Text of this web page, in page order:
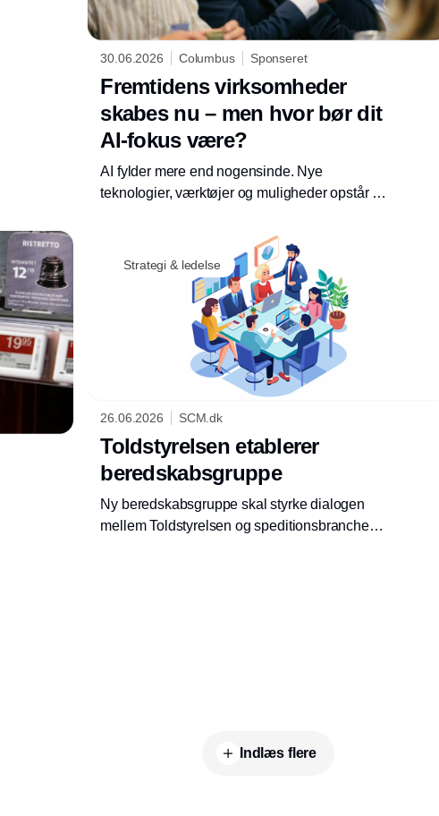
30.06.2026 Columbus Sponseret
Fremtidens virksomheder
skabes nu – men hvor bør dit
AI-fokus være?
AI fylder mere end nogensinde. Nye
teknologier, værktøjer og muligheder opstår i
virksomheder at navigere. Samtidig er
forventningerne høje. AI skal skabe vækst,
styrke konkurrenceevnen og åbne døren til
nye muligheder.
Strategi & ledelse
26.06.2026 SCM.dk
Toldstyrelsen etablerer
beredskabsgruppe
Ny beredskabsgruppe skal styrke dialogen
mellem Toldstyrelsen og speditionsbranchen
Indlæs flere